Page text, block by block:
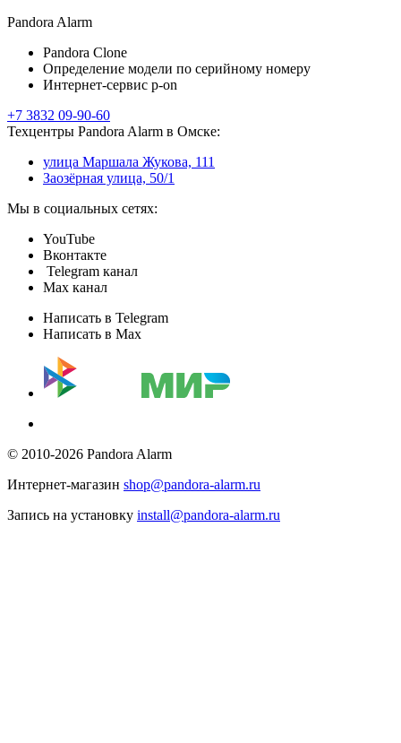
Pandora Alarm
Pandora Clone
Определение модели по серийному номеру
Интернет-сервис p-on
+7 3832 09-90-60
Техцентры Pandora Alarm в Омске:
улица Маршала Жукова, 111
Заозёрная улица, 50/1
Мы в социальных сетях:
YouTube
Вконтакте
Telegram канал
Max канал
Написать в Telegram
Написать в Max
© 2010-2026 Pandora Alarm
Интернет-магазин shop@pandora-alarm.ru
Запись на установку install@pandora-alarm.ru